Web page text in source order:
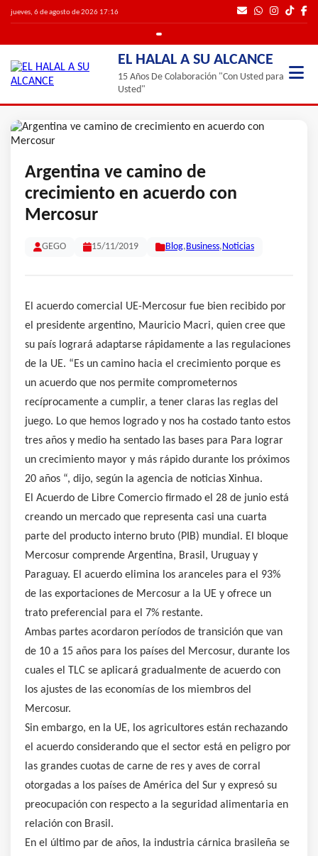
jueves, 6 de agosto de 2026 17:16
EL HALAL A SU ALCANCE
15 Años De Colaboración "Con Usted para
Usted"
Argentina ve camino de
crecimiento en acuerdo con
Mercosur
GEGO 15/11/2019 Blog, Business, Noticias
El acuerdo comercial UE-Mercosur fue bien recibido por
el presidente argentino, Mauricio Macri, quien cree que
su país logrará adaptarse rápidamente a las regulaciones
de la UE. “Es un camino hacia el crecimiento porque es
un acuerdo que nos permite comprometernos
recíprocamente a cumplir, a tener claras las reglas del
juego. Lo que hemos logrado y nos ha costado tanto estos
tres años y medio ha sentado las bases para Para lograr
un crecimiento mayor y más rápido durante los próximos
20 años “, dijo, según la agencia de noticias Xinhua.
El Acuerdo de Libre Comercio firmado el 28 de junio está
creando un mercado que representa casi una cuarta
parte del producto interno bruto (PIB) mundial. El bloque
Mercosur comprende Argentina, Brasil, Uruguay y
Paraguay. El acuerdo elimina los aranceles para el 93%
de las exportaciones de Mercosur a la UE y ofrece un
trato preferencial para el 7% restante.
Ambas partes acordaron períodos de transición que van
de 10 a 15 años para los países del Mercosur, durante los
cuales el TLC se aplicará gradualmente de acuerdo con
los ajustes de las economías de los miembros del
Mercosur.
Sin embargo, en la UE, los agricultores están rechazando
el acuerdo considerando que el sector está en peligro por
las grandes cuotas de carne de res y aves de corral
otorgadas a los países de América del Sur y expresó su
preocupación con respecto a la seguridad alimentaria en
relación con Brasil.
En el último par de años, la industria cárnica brasileña se